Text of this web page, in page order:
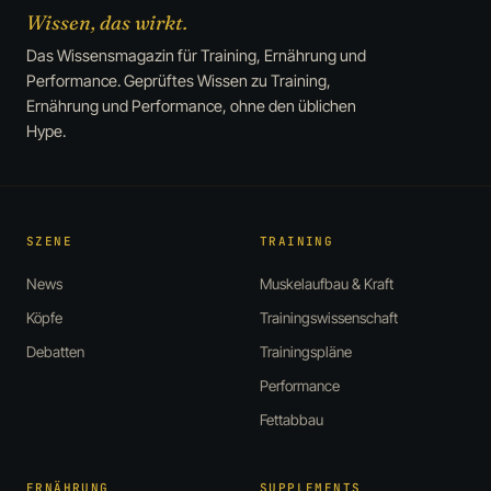
Wissen, das wirkt.
Das Wissensmagazin für Training, Ernährung und
Performance. Geprüftes Wissen zu Training,
Ernährung und Performance, ohne den üblichen
Hype.
SZENE
News
Köpfe
Debatten
TRAINING
Muskelaufbau & Kraft
Trainingswissenschaft
Trainingspläne
Performance
Fettabbau
ERNÄHRUNG SUPPLEMENTS